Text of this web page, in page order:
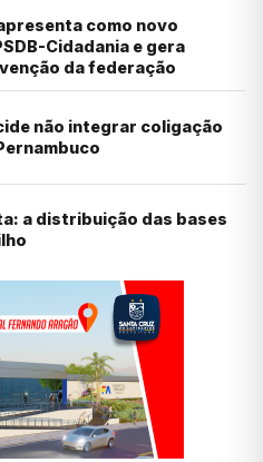
como novo
Cidadania e gera
da federação
não integrar coligação
a distribuição das bases